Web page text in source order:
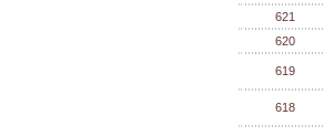
621
620
619
618